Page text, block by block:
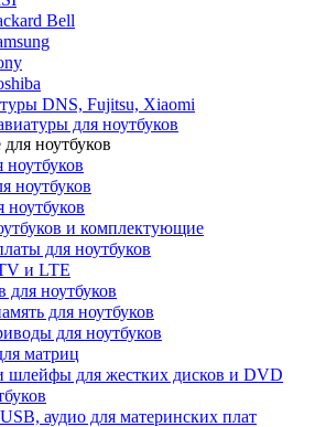
Bell
DNS, Fujitsu, Xiaomi
для ноутбуков
ноутбуков
ноутбуков
и комплектующие
для ноутбуков
и LTE
ноутбуков
для ноутбуков
для ноутбуков
матриц
шлейфы для жестких дисков и DVD
аудио для материнских плат